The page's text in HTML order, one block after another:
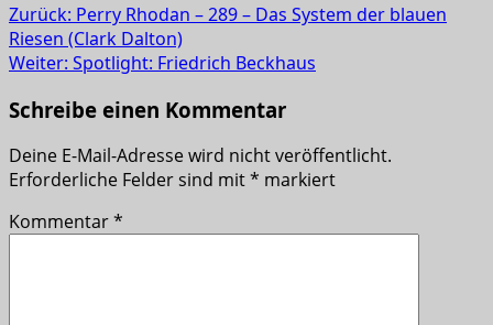
Zurück: Perry Rhodan – 289 – Das System der blauen
Riesen (Clark Dalton)
Weiter: Spotlight: Friedrich Beckhaus
Schreibe einen Kommentar
Deine E-Mail-Adresse wird nicht veröffentlicht.
Erforderliche Felder sind mit* markiert
Kommentar*